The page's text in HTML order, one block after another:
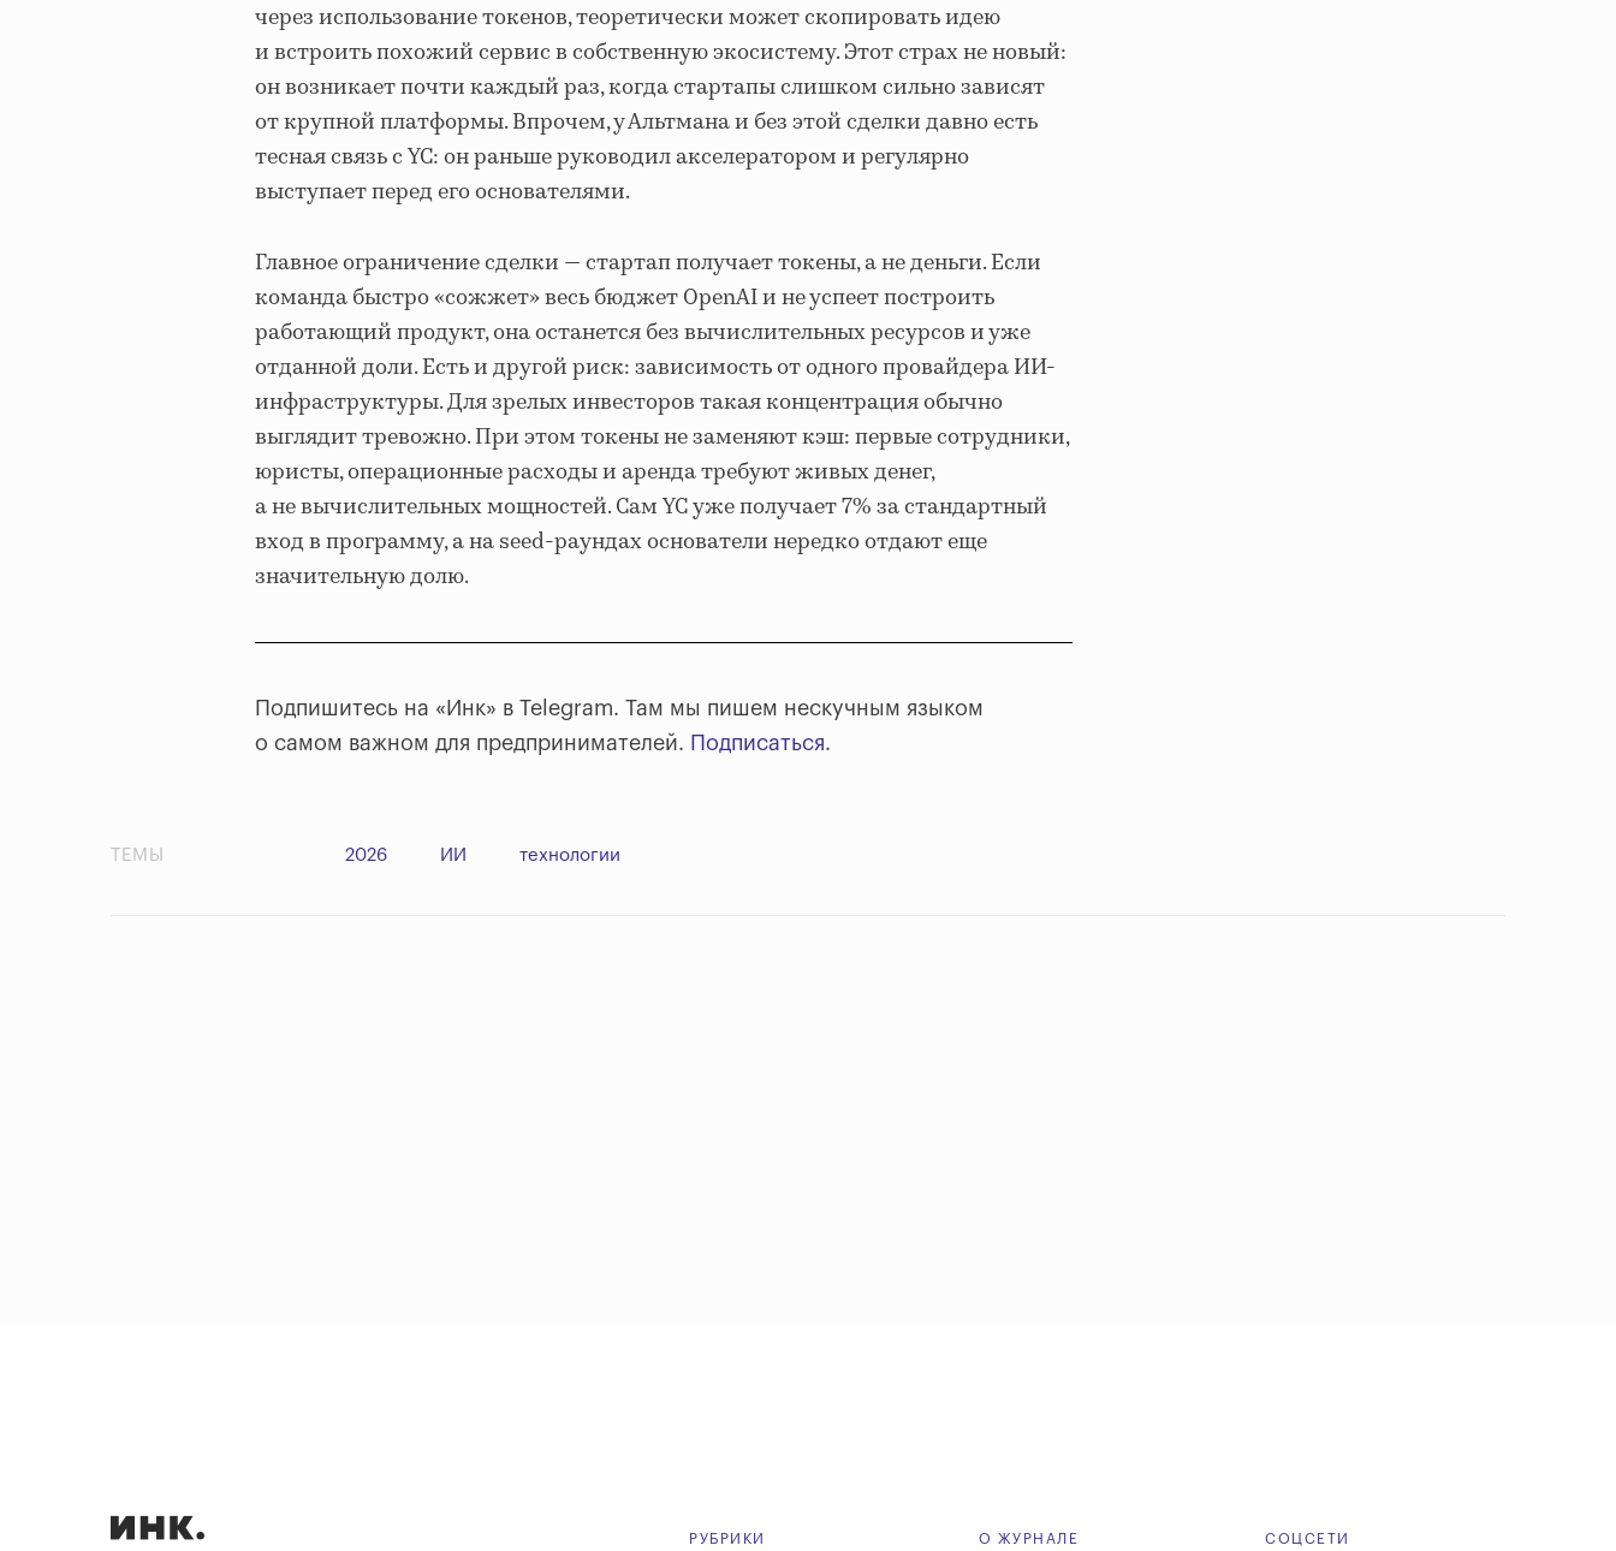
через использование токенов, теоретически может скопировать идею
и встроить похожий сервис в собственную экосистему. Этот страх не новый:
он возникает почти каждый раз, когда стартапы слишком сильно зависят
от крупной платформы. Впрочем, у Альтмана и без этой сделки давно есть
тесная связь с YC: он раньше руководил акселератором и регулярно
выступает перед его основателями.
Главное ограничение сделки — стартап получает токены, а не деньги. Если
команда быстро «сожжет» весь бюджет OpenAI и не успеет построить
работающий продукт, она останется без вычислительных ресурсов и уже
отданной доли. Есть и другой риск: зависимость от одного провайдера ИИ-
инфраструктуры. Для зрелых инвесторов такая концентрация обычно
выглядит тревожно. При этом токены не заменяют кэш: первые сотрудники,
юристы, операционные расходы и аренда требуют живых денег,
а не вычислительных мощностей. Сам YC уже получает 7% за стандартный
вход в программу, а на seed-раундах основатели нередко отдают еще
значительную долю.
Подпишитесь на «Инк» в Telegram. Там мы пишем нескучным языком
о самом важном для предпринимателей. Подписаться.
ТЕМЫ 2026 ИИ технологии
РУБРИКИ О ЖУРНАЛЕ СОЦСЕТИ